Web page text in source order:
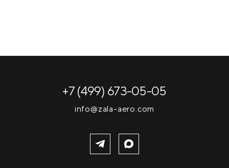
+7 (499) 673-05-05
info@zala-aero.com